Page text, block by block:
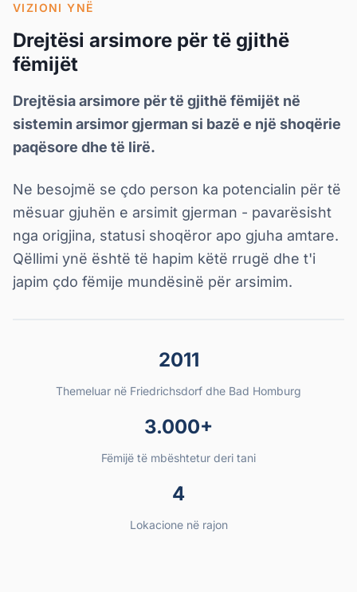
VIZIONI YNË
Drejtësi arsimore për të gjithë
fëmijët
Drejtësia arsimore për të gjithë fëmijët në
sistemin arsimor gjerman si bazë e një shoqërie
paqësore dhe të lirë.
Ne besojmë se çdo person ka potencialin për të
mësuar gjuhën e arsimit gjerman - pavarësisht
nga origjina, statusi shoqëror apo gjuha amtare.
Qëllimi ynë është të hapim këtë rrugë dhe t'i
japim çdo fëmije mundësinë për arsimim.
2011
Themeluar në Friedrichsdorf dhe Bad Homburg
3.000+
Fëmijë të mbështetur deri tani
4
Lokacione në rajon